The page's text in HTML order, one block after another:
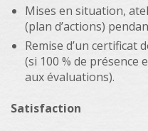
Mises en situation,
(plan d’actions)
Remise d’un certificat
(si 100 % de présence
aux évaluations).
Satisfaction